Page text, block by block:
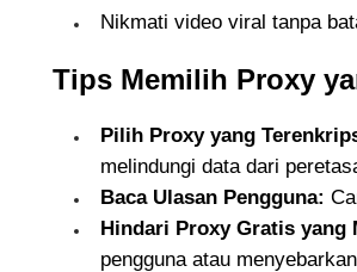
Nikmati video viral tanpa
Tips Memilih Proxy
Pilih Proxy yang
melindungi data dari
Baca Ulasan Pengguna:
Hindari Proxy Gratis yang
pengguna atau